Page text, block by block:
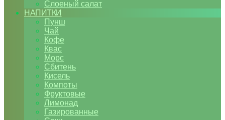
Слоеный салат
НАПИТКИ
Пунш
Чай
Кофе
Квас
Морс
Сбитень
Кисель
Компоты
Фруктовые
Лимонад
Газированные